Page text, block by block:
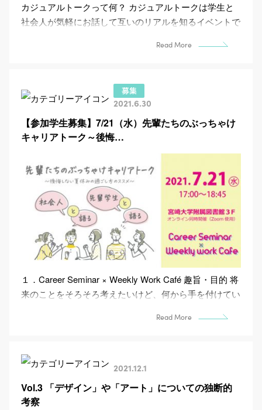
カジュアルトークって何？ カジュアルトークは学生と
社会人が気軽にお話して互いのリアルを知るイベントで
Read More
2021.6.30
【参加学生募集】7/21（水）先輩たちのぶっちゃけ
キャリアトーク～後悔…
１．Career Seminar × Weekly Work Café 趣旨・目的 将
来のことをそろそろ考えたいけど、何から手を付けてい
Read More
2021.12.1
Vol.3 「デザイン」や「アート」についての独断的
考察